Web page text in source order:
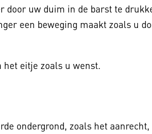
door uw duim in de barst te
een beweging maakt zoals u
het eitje zoals u wenst.
ondergrond, zoals het